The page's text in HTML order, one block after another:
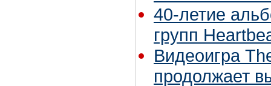
40-летие
групп
Видеоигра
продолжает